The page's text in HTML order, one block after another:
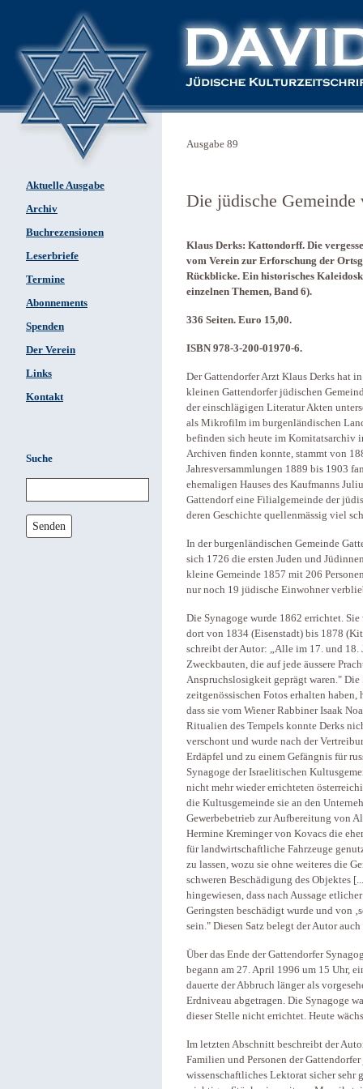
Aktuelle Ausgabe
Archiv
Buchrezensionen
Leserbriefe
Termine
Abonnements
Spenden
Der Verein
Links
Kontakt
Suche
Senden
Ausgabe 89
Die jüdische Gemeinde
Klaus Derks: Kattondorff. Die
vom Verein zur Erforschung der
Rückblicke. Ein historisches
einzelnen Themen, Band 6).
336 Seiten. Euro 15,00.
ISBN 978-3-200-01970-6.
Der Gattendorfer Arzt Klaus Derks hat
kleinen Gattendorfer jüdischen
der einschlägigen Literatur Akten
als Mikrofilm im burgenländischen
befinden sich heute im Komitatsarchiv
Archiven finden konnte, stammt von
Jahresversammlungen 1889 bis 1903
ehemaligen Hauses des Kaufmanns
Gattendorf eine Filialgemeinde der
deren Geschichte quellenmässig viel
In der burgenländischen Gemeinde
sich 1726 die ersten Juden und
kleine Gemeinde 1857 mit 206
nur noch 19 jüdische Einwohner
Die Synagoge wurde 1862 errichtet.
dort von 1834 (Eisenstadt) bis 1878
schreibt der Autor: „Alle im 17. und 18.
Zweckbauten, die auf jede äussere
Anspruchslosigkeit geprägt waren."
zeitgenössischen Fotos erhalten
dass sie vom Wiener Rabbiner Isaak
Ritualien des Tempels konnte Derks
verschont und wurde nach der
Erdäpfel und zu einem Gefängnis für
Synagoge der Israelitischen
nicht mehr wieder errichteten
die Kultusgemeinde sie an den
Gewerbebetrieb zur Aufbereitung von
Hermine Kreminger von Kovacs die
für landwirtschaftliche Fahrzeuge
zu lassen, wozu sie ohne weiteres die
schweren Beschädigung des Objektes
hingewiesen, dass nach Aussage
Geringsten beschädigt wurde und von
sein." Diesen Satz belegt der Autor
Über das Ende der Gattendorfer
begann am 27. April 1996 um 15 Uhr,
dauerte der Abbruch länger als
Erdniveau abgetragen. Die Synagoge
dieser Stelle nicht errichtet. Heute
Im letzten Abschnitt beschreibt der
Familien und Personen der
wissenschaftliches Lektorat sicher sehr